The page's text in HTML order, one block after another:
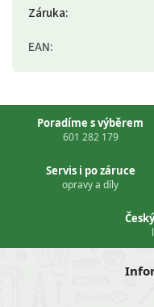
Záruka:
EAN:
Poradíme s výběrem
601 282 179
Servis i po záruce
opravy a díly